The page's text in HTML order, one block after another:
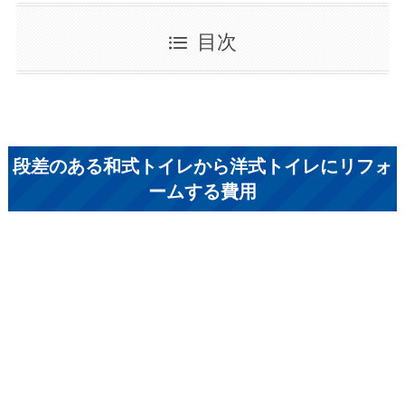
目次
段差のある和式トイレから洋式トイレにリフォ
ームする費用